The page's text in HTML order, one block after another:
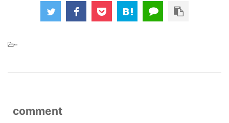
-
comment